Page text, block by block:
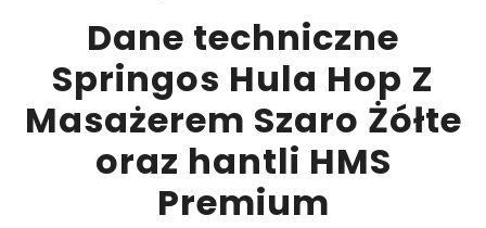
Dane techniczne
Springos Hula Hop Z
Masażerem Szaro Żółte
oraz hantli HMS
Premium